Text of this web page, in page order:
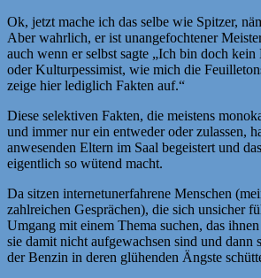
Ok, jetzt mache ich das selbe wie Spitzer,
Aber wahrlich, er ist unangefochtener
auch wenn er selbst sagte „Ich bin doch
oder Kulturpessimist, wie mich die
zeige hier lediglich Fakten auf.“
Diese selektiven Fakten, die meistens
und immer nur ein entweder oder zulassen,
anwesenden Eltern im Saal begeistert und
eigentlich so wütend macht.
Da sitzen internetunerfahrene Menschen
zahlreichen Gesprächen), die sich unsicher
Umgang mit einem Thema suchen, das
sie damit nicht aufgewachsen sind und dann
der Benzin in deren glühenden Ängste